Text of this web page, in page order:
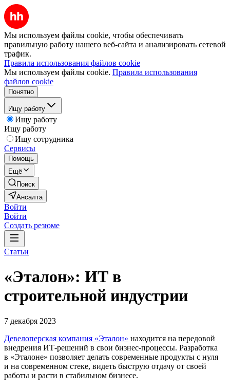
Мы используем файлы cookie, чтобы обеспечивать
правильную работу нашего веб-сайта и анализировать сетевой
трафик.
Правила использования файлов cookie
Мы используем файлы cookie. Правила использования
файлов cookie
Понятно
Ищу работу
Ищу работу
Ищу работу
Ищу сотрудника
Сервисы
Помощь
Ещё
Поиск
Ансалта
Войти
Войти
Создать резюме
Статьи
«Эталон»: ИТ в
строительной индустрии
7 декабря 2023
Девелоперская компания «Эталон» находится на передовой
внедрения ИТ-решений в свои бизнес-процессы. Разработка
в «Эталоне» позволяет делать современные продукты с нуля
и на современном стеке, видеть быструю отдачу от своей
работы и расти в стабильном бизнесе.